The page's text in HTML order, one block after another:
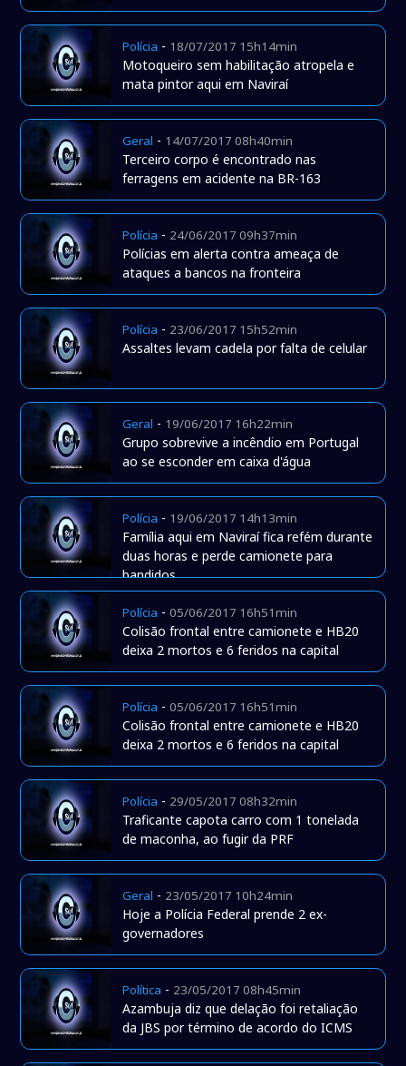
Polícia - 18/07/2017 15h14min
Motoqueiro sem habilitação atropela e
mata pintor aqui em Naviraí
Geral - 14/07/2017 08h40min
Terceiro corpo é encontrado nas
ferragens em acidente na BR-163
Polícia - 24/06/2017 09h37min
Polícias em alerta contra ameaça de
ataques a bancos na fronteira
Polícia - 23/06/2017 15h52min
Assaltes levam cadela por falta de celular
Geral - 19/06/2017 16h22min
Grupo sobrevive a incêndio em Portugal
ao se esconder em caixa d'água
Polícia - 19/06/2017 14h13min
Família aqui em Naviraí fica refém durante
duas horas e perde camionete para
bandidos
Polícia -05/06/2017 16h51min
Colisão frontal entre camionete e HB20
deixa 2 mortos e 6 feridos na capital
Polícia -05/06/2017 16h51min
Colisão frontal entre camionete e HB20
deixa 2 mortos e 6 feridos na capital
Polícia - 29/05/2017 08h32min
Traficante capota carro com 1 tonelada
de maconha, ao fugir da PRF
Geral - 23/05/2017 10h24min
Hoje a Polícia Federal prende 2 ex-
governadores
Política - 23/05/2017 08h45min
Azambuja diz que delação foi retaliação
da JBS por término de acordo do ICMS